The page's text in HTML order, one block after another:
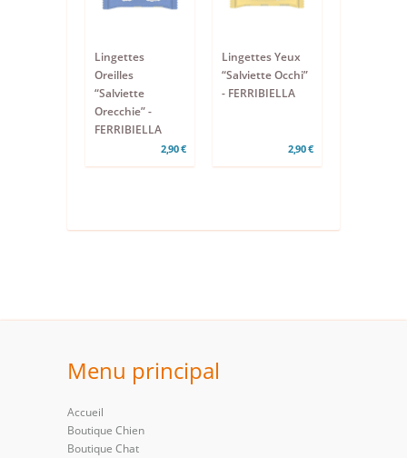
Lingettes
Oreilles
“Salviette
Orecchie” -
FERRIBIELLA
2,90 €
Lingettes Yeux
“Salviette Occhi”
- FERRIBIELLA
2,90 €
Menu principal
Accueil
Boutique Chien
Boutique Chat